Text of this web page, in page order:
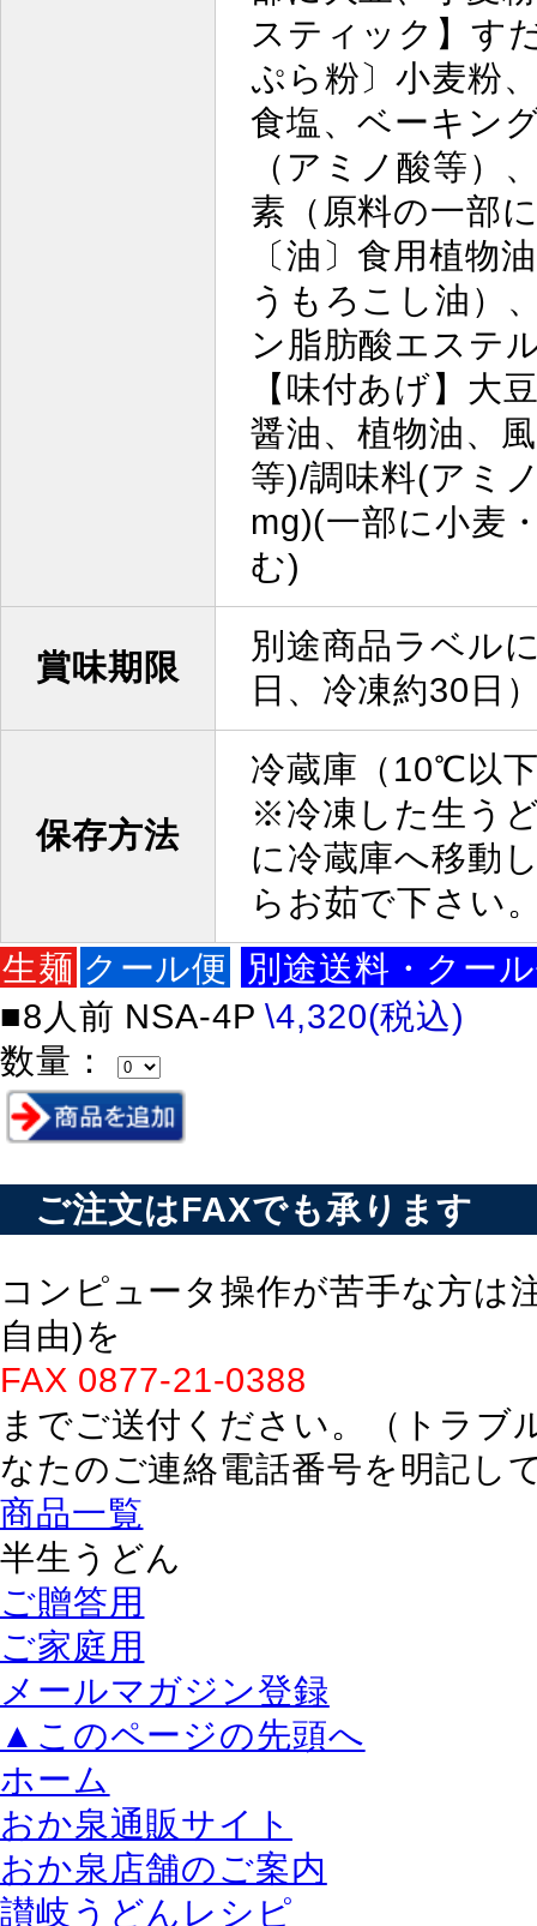
スティック】す
ぷら粉〕小麦粉
食塩、ベーキン
（アミノ酸等）
素（原料の一部
〔油〕食用植物
うもろこし油）
ン脂肪酸エステ
【味付あげ】大
醤油、植物油、
等)/調味料(アミ
mg)(一部に小麦
む)
賞味期限
別途商品ラベル
日、冷凍約30日
保存方法
冷蔵庫（10℃以
※冷凍した生う
に冷蔵庫へ移動
らお茹で下さい
生麺 クール便
別途送料・クー
■8人前 NSA-4P \4,320(税込)
数量 ：
ご注文はFAXでも承ります
コンピュータ操作が苦手な方は
自由)を
FAX 0877-21-0388
までご送付ください。（トラブ
なたのご連絡電話番号を明記し
商品一覧
半生うどん
ご贈答用
ご家庭用
メールマガジン登録
▲このページの先頭へ
ホーム
おか泉通販サイト
おか泉店舗のご案内
讃岐うどんレシピ